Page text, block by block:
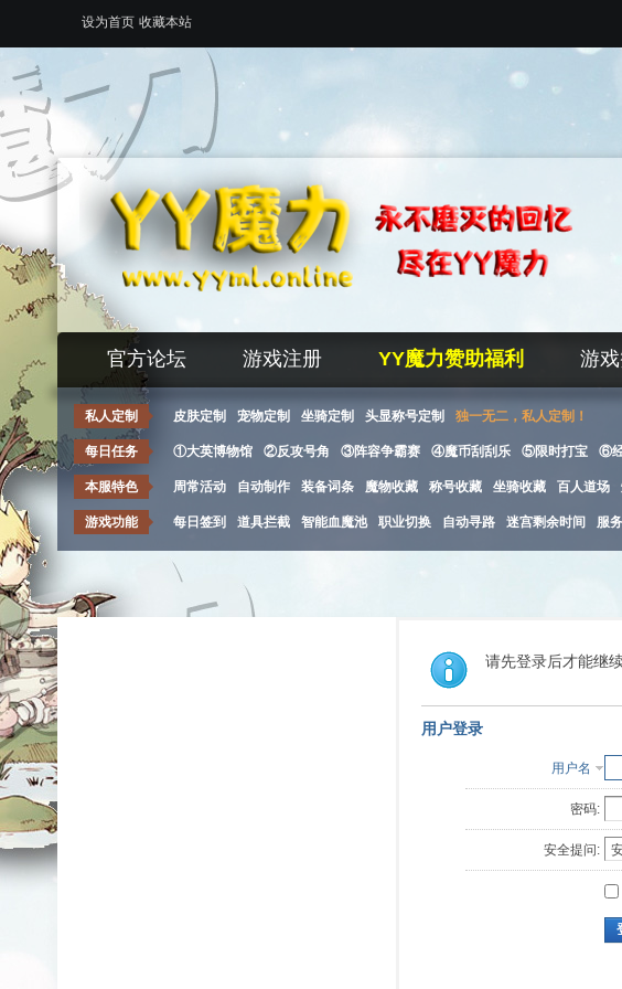
设为首页 收藏本站
官方论坛 游戏注册 YY魔力赞助福利 游
私人定制 皮肤定制 宠物定制 坐骑定制 头显称号定制 独一无二，私人定制！
每日任务 ①大英博物馆 ②反攻号角 ③阵容争霸赛 ④魔币刮刮乐 ⑤限时打宝 ⑥
本服特色 周常活动 自动制作 装备词条 魔物收藏 称号收藏 坐骑收藏 百人道场
游戏功能 每日签到 道具拦截 智能血魔池 职业切换 自动寻路 迷宫剩余时间 服
请先登录后才能继
用户登录
用户名
密码:
安全提问: